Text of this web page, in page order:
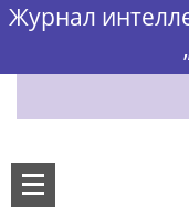
Журнал